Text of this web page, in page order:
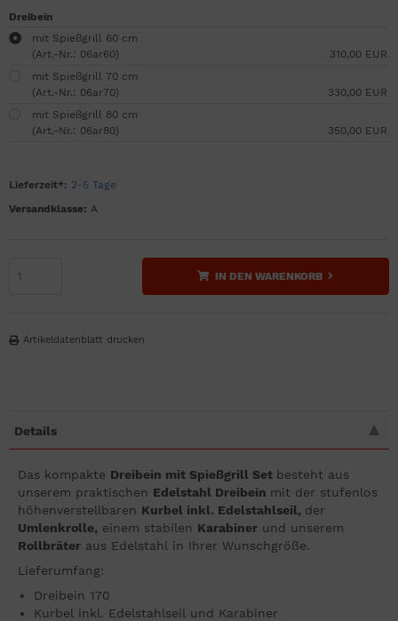
Dreibein
mit Spießgrill 60 cm
(Art.-Nr.: 06ar60)
310,00 EUR
mit Spießgrill 70 cm
(Art.-Nr.: 06ar70)
330,00 EUR
mit Spießgrill 80 cm
(Art.-Nr.: 06ar80)
350,00 EUR
Lieferzeit*: 2-5 Tage
Versandklasse: A
IN DEN WARENKORB
Artikeldatenblatt drucken
Details
Das kompakte Dreibein mit Spießgrill Set besteht aus
unserem praktischen Edelstahl Dreibein mit der stufenlos
höhenverstellbaren Kurbel inkl. Edelstahlseil, der
Umlenkrolle, einem stabilen Karabiner und unserem
Rollbräter aus Edelstahl in Ihrer Wunschgröße.
Lieferumfang:
Dreibein 170
Kurbel inkl. Edelstahlseil und Karabiner